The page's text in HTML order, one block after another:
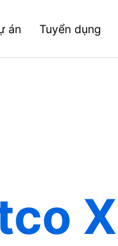
án Tuyển dụng